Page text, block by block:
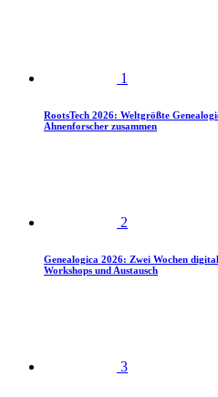
1
RootsTech 2026: Weltgrößte
Ahnenforscher zusammen
2
Genealogica 2026: Zwei Wochen
Workshops und Austausch
3